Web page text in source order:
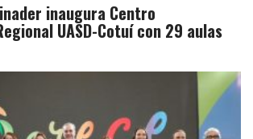
inaugura Centro
UASD-Cotuí con 29 aulas